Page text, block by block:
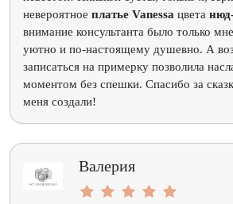
невероятное платье Vanessa цвета
внимание консультанта было только
уютно и по-настоящему душевно. А
записаться на примерку позволила
моментом без спешки. Спасибо за
меня создали!
Валерия